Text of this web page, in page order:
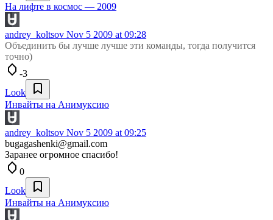
На лифте в космос — 2009
andrey_koltsov Nov 5 2009 at 09:28
Объединить бы лучше лучше эти команды, тогда получится
точно)
-3
Look
Инвайты на Анимуксию
andrey_koltsov Nov 5 2009 at 09:25
bugagashenki@gmail.com
Заранее огромное спасибо!
0
Look
Инвайты на Анимуксию